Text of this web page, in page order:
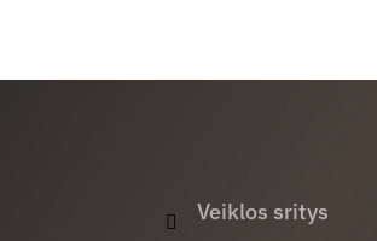
Veiklos sritys